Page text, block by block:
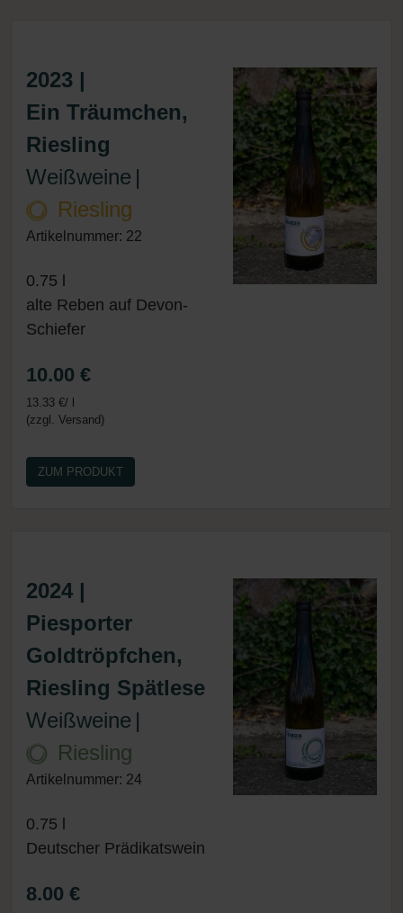
2023 |
Ein Träumchen,
Riesling
Weißweine |
Riesling
Artikelnummer: 22
0.75 l
alte Reben auf Devon-
Schiefer
10.00 €
13.33 €/ l
(zzgl. Versand)
ZUM PRODUKT
2024 |
Piesporter
Goldtröpfchen,
Riesling Spätlese
Weißweine |
Riesling
Artikelnummer: 24
0.75 l
Deutscher Prädikatswein
8.00 €